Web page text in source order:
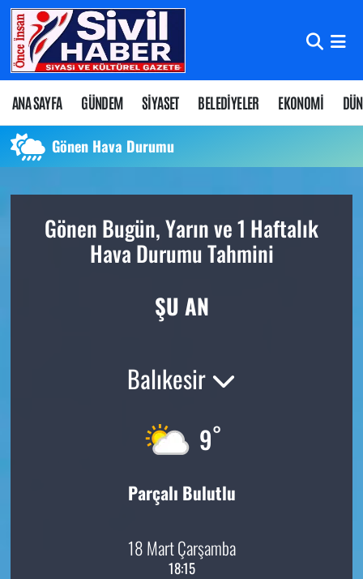
ANA SAYFA GÜNDEM SİYASET BELEDİYELER EKONOMİ
Gönen Hava Durumu
Gönen Bugün, Yarın ve 1 Haftalık
Hava Durumu Tahmini
ŞU AN
Balıkesir
9°
Parçalı Bulutlu
18 Mart Çarşamba
18:15
Nöbetçi Eczaneler
Hava Durumu
Namaz Vakitleri
Süper Lig Puan Durumu ve Fikstür
Tüm Manşetler
Son Dakika Haberleri